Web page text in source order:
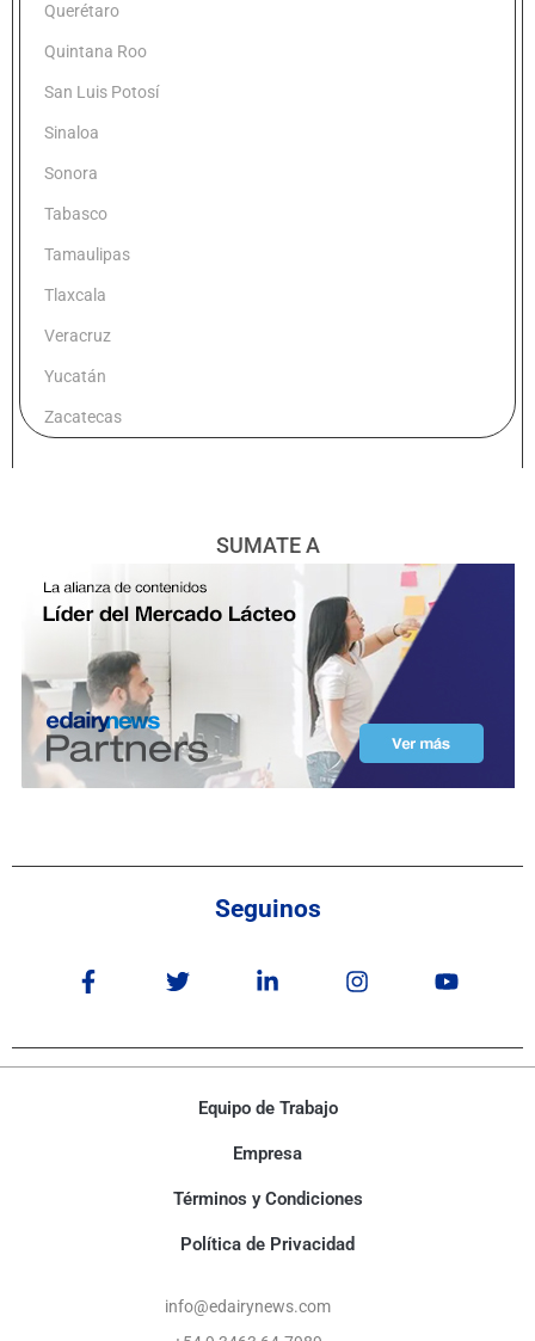
Querétaro
Quintana Roo
San Luis Potosí
Sinaloa
Sonora
Tabasco
Tamaulipas
Tlaxcala
Veracruz
Yucatán
Zacatecas
SUMATE A
Seguinos
Equipo de Trabajo
Empresa
Términos y Condiciones
Política de Privacidad
info@edairynews.com